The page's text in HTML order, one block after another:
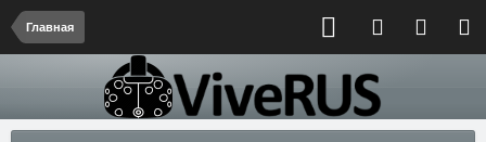
Главная